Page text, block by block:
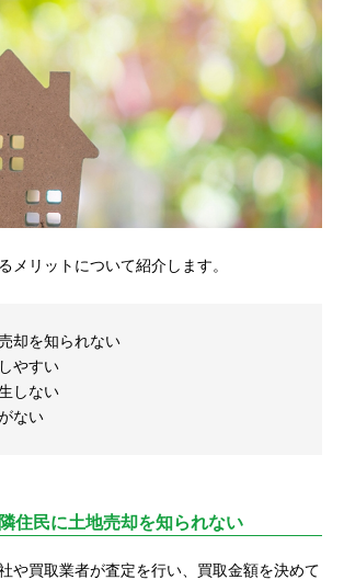
メリットについて紹介します。
却を知られない
やすい
しない
ない
民に土地売却を知られない
や買取業者が査定を行い、買取金額を決めて